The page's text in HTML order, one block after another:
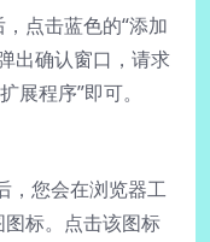
点击蓝色的“添加
出确认窗口，请求
展程序”即可。
，您会在浏览器工
标。点击该图标